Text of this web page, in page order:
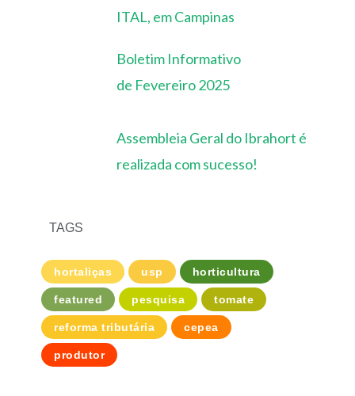
ITAL, em Campinas
Boletim Informativo
de Fevereiro 2025
Assembleia Geral do Ibrahort é
realizada com sucesso!
TAGS
hortaliças usp horticultura
featured pesquisa tomate
reforma tributária cepea
produtor